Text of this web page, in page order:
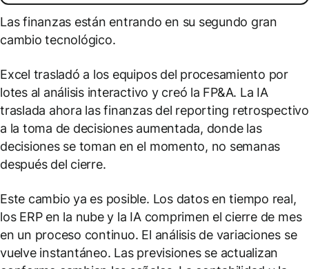
Las finanzas están entrando en su segundo gran
cambio tecnológico.
Excel trasladó a los equipos del procesamiento por
lotes al análisis interactivo y creó la FP&A. La IA
traslada ahora las finanzas del reporting retrospectivo
a la toma de decisiones aumentada, donde las
decisiones se toman en el momento, no semanas
después del cierre.
Este cambio ya es posible. Los datos en tiempo real,
los ERP en la nube y la IA comprimen el cierre de mes
en un proceso continuo. El análisis de variaciones se
vuelve instantáneo. Las previsiones se actualizan